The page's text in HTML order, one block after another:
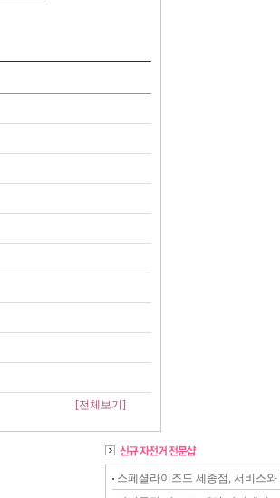
[전체보기]
스페셜라이즈드 세종점, 서비스와
닉이 강화된 전문샵